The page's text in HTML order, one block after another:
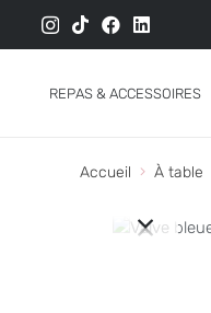
REPAS & ACCESSOIRES
Accueil À table